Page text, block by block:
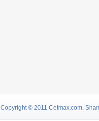
Copyright © 2011 Cetmax.com,